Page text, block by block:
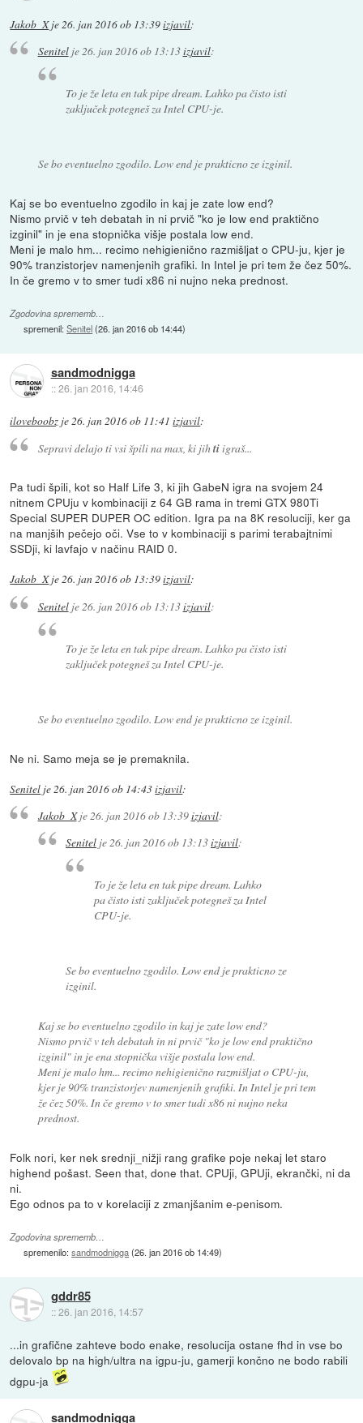
Jakob_Xje26. jan 2016 ob 13:39izjavil:
Senitelje26. jan 2016 ob 13:13izjavil:
To je že leta en tak pipe dream. Lahko pa čisto isti
zaključek potegneš za Intel CPU-je.
Se bo eventuelno zgodilo. Low end je prakticno ze izginil.
Kaj se bo eventuelno zgodilo in kaj je zate low end?
Nismo prvič v teh debatah in ni prvič "ko je low end praktično
izginil" in je ena stopnička višje postala low end.
Meni je malo hm... recimo nehigienično razmišljat o CPU-ju, kjer je
90% tranzistorjev namenjenih grafiki. In Intel je pri tem že čez 50%.
In če gremo v to smer tudi x86 ni nujno neka prednost.
Zgodovina sprememb…
spremenil:Senitel(26. jan 2016 ob 14:44)
sandmodnigga
::26. jan 2016, 14:46
iloveboobz je26. jan 2016 ob 11:41 izjavil:
Sepravi delajo ti vsi špili namax, ki jihtiigraš...
Pa tudi špili, kot so Half Life 3, ki jih GabeN igra na svojem 24
nitnem CPUju v kombinaciji z 64 GB rama in tremi GTX 980Ti
Special SUPER DUPER OC edition. Igra pa na 8K resoluciji, ker ga
na manjših pečejo oči. Vse to v kombinaciji s parimi terabajtnimi
SSDji, ki lavfajo v načinu RAID 0.
Jakob_Xje26. jan 2016 ob 13:39izjavil:
Senitelje26. jan 2016 ob 13:13izjavil:
To je že leta en tak pipe dream. Lahko pa čisto isti
zaključek potegneš za Intel CPU-je.
Se bo eventuelno zgodilo. Low end je prakticno ze izginil.
Ne ni. Samo meja se je premaknila.
Senitel je26. jan 2016 ob 14:43izjavil:
Jakob_Xje26. jan 2016 ob 13:39izjavil:
Senitel je26. jan 2016 ob 13:13izjavil:
To je že leta en tak pipe dream. Lahko
pa čisto isti zaključek potegneš za Intel
CPU-je.
Se bo eventuelno zgodilo. Low end je prakticno ze
izginil.
Kaj se bo eventuelno zgodilo in kaj je zate low end?
Nismo prvič v teh debatah in ni prvič "ko je low end praktično
izginil" in je ena stopnička višje postala low end.
Meni je malo hm... recimo nehigienično razmišljat o CPU-ju,
kjer je 90% tranzistorjev namenjenih grafiki. In Intel je pri tem
že čez 50%. In če gremo v to smer tudi x86 ni nujno neka
prednost.
Folk nori, ker nek srednji_nižji rang grafike poje nekaj let staro
highend pošast. Seen that, done that. CPUji, GPUji, ekrančki, ni da
ni.
Ego odnos pa to v korelaciji z zmanjšanim e-penisom.
Zgodovina sprememb…
spremenilo:sandmodnigga(26. jan 2016 ob 14:49)
gddr85
::26. jan 2016, 14:57
...in grafične zahteve bodo enake, resolucija ostane fhd in vse bo
delovalo bp na high/ultra na igpu-ju, gamerji končno ne bodo rabili
dgpu-ja
sandmodnigga